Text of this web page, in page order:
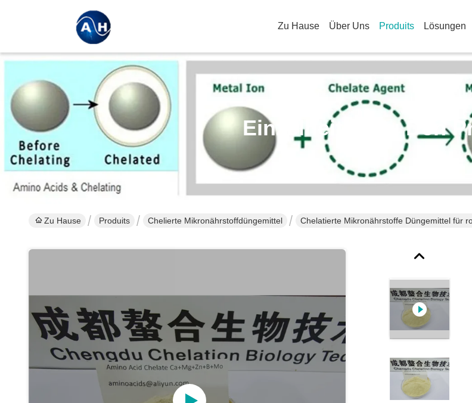
Zu Hause Über Uns Produits Lösungen
Einzelheiten Zu Den
Zu Hause Produits Chelierte Mikronährstoffdüngemittel Chelatierte Mikronährstoffe Düngemittel für